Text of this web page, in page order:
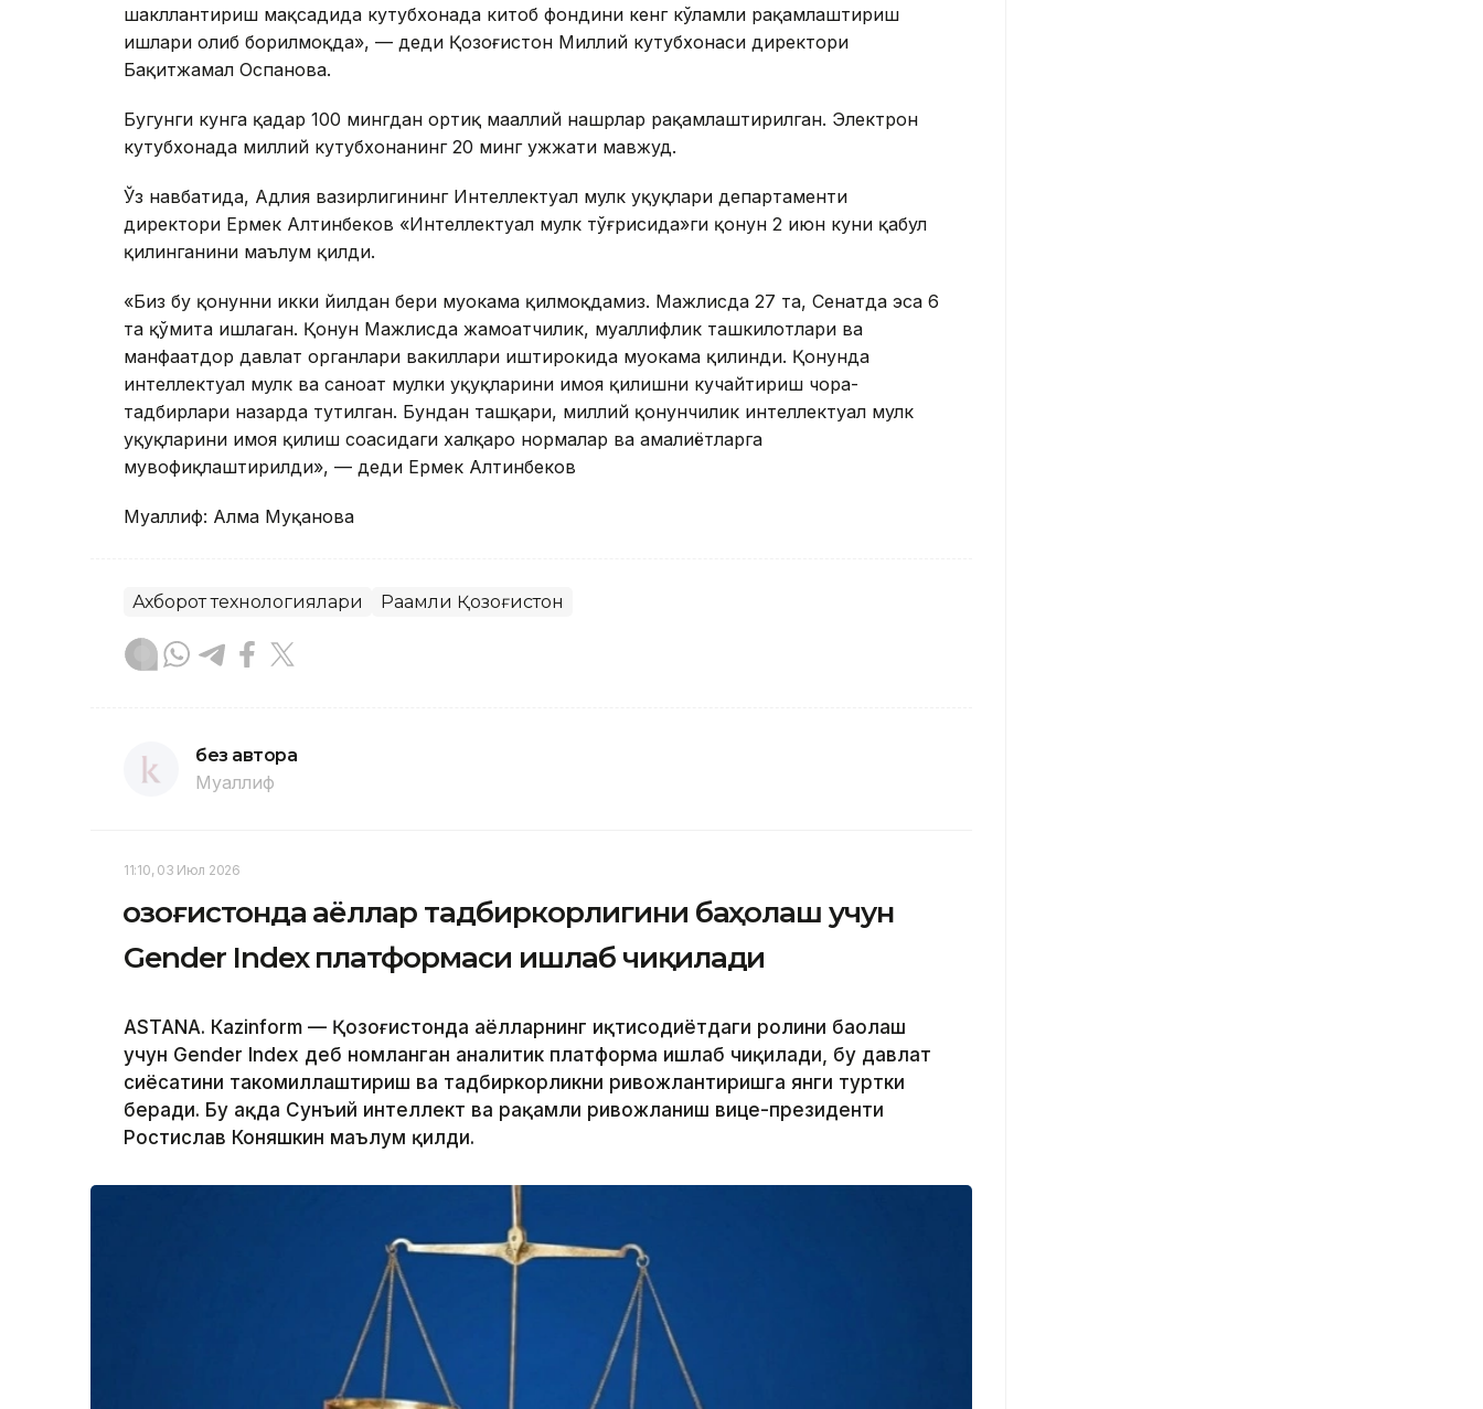
шакллантириш мақсадида кутубхонада китоб фондини кенг кўламли рақамлаштириш
ишлари олиб борилмоқда», — деди Қозоғистон Миллий кутубхонаси директори
Бақитжамал Оспанова.
Бугунги кунга қадар 100 мингдан ортиқ маҳаллий нашрлар рақамлаштирилган. Электрон
кутубхонада миллий кутубхонанинг 20 минг ҳужжати мавжуд.
Ўз навбатида, Адлия вазирлигининг Интеллектуал мулк ҳуқуқлари департаменти
директори Ермек Алтинбеков «Интеллектуал мулк тўғрисида»ги қонун 2 июн куни қабул
қилинганини маълум қилди.
«Биз бу қонунни икки йилдан бери муҳокама қилмоқдамиз. Мажлисда 27 та, Сенатда эса 6
та қўмита ишлаган. Қонун Мажлисда жамоатчилик, муаллифлик ташкилотлари ва
манфаатдор давлат органлари вакиллари иштирокида муҳокама қилинди. Қонунда
интеллектуал мулк ва саноат мулки ҳуқуқларини ҳимоя қилишни кучайтириш чора-
тадбирлари назарда тутилган. Бундан ташқари, миллий қонунчилик интеллектуал мулк
ҳуқуқларини ҳимоя қилиш соҳасидаги халқаро нормалар ва амалиётларга
мувофиқлаштирилди», — деди Ермек Алтинбеков
Муаллиф: Алма Муқанова
Ахборот технологиялари Рақамли Қозоғистон
без автора
Муаллиф
11:10, 03 Июл 2026
Қозоғистонда аёллар тадбиркорлигини баҳолаш учун
Gender Index платформаси ишлаб чиқилади
ASTANА. Кazinform — Қозоғистонда аёлларнинг иқтисодиётдаги ролини баҳолаш
учун Gender Index деб номланган аналитик платформа ишлаб чиқилади, бу давлат
сиёсатини такомиллаштириш ва тадбиркорликни ривожлантиришга янги туртки
беради. Бу ҳақда Сунъий интеллект ва рақамли ривожланиш вице-президенти
Ростислав Коняшкин маълум қилди.